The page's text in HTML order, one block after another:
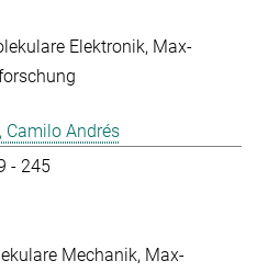
Elektronik Max-
Camilo Andrés
- 245
Mechanik Max-